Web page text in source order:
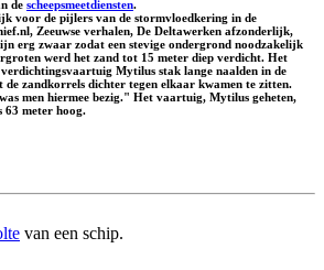
de scheepsmeetdiensten.
voor de pijlers van de stormvloedkering in de
Zeeuwse verhalen, De Deltawerken afzonderlijk,
erg zwaar zodat een stevige ondergrond noodzakelijk
werd het zand tot 15 meter diep verdicht. Het
Mytilus stak lange naalden in de
de zandkorrels dichter tegen elkaar kwamen te zitten.
men hiermee bezig." Het vaartuig, Mytilus geheten,
63 meter hoog.
van een schip.